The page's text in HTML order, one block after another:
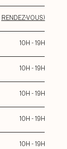
RENDEZ-VOUS)
10H - 19H
10H - 19H
10H - 19H
10H - 19H
10H - 19H